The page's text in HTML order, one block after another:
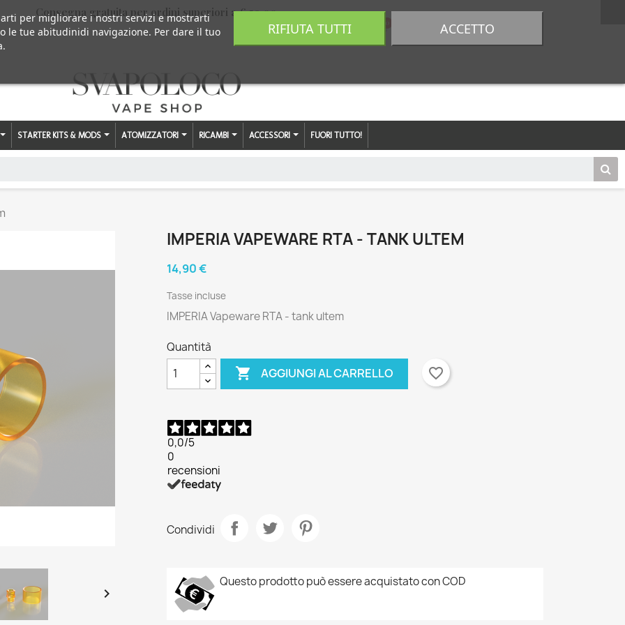
Consegna gratuita per ordini superiori a € 59,00
0,00 €
STARTER KITS & MODS ATOMIZZATORI RICAMBI ACCESSORI FUORI TUTTO!

IMPERIA VAPEWARE RTA - TANK ULTEM
14,90 €
Tasse incluse
IMPERIA Vapeware RTA - tank ultem
Quantità
 AGGIUNGI AL CARRELLO favorite_border
0,0/5
0
recensioni
Condividi
Questo prodotto può essere acquistato con COD
per migliorare i nostri servizi e mostrarti
le tue abitudinidi navigazione. Per dare il tuo
RIFIUTA TUTTI ACCETTO